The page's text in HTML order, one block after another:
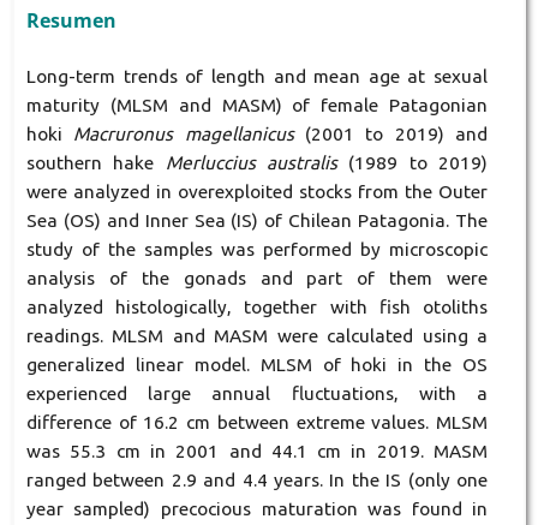
Resumen
Long-term trends of length and mean age at sexual
maturity (MLSM and MASM) of female Patagonian
hoki Macruronus magellanicus(2001 to 2019) and
southern hake Merluccius australis (1989 to 2019)
were analyzed in overexploited stocks from the Outer
Sea (OS) and Inner Sea (IS) of Chilean Patagonia. The
study of the samples was performed by microscopic
analysis of the gonads and part of them were
analyzed histologically, together with fish otoliths
readings. MLSM and MASM were calculated using a
generalized linear model. MLSM of hoki in the OS
experienced large annual fluctuations, with a
difference of 16.2 cm between extreme values. MLSM
was 55.3 cm in 2001 and 44.1 cm in 2019. MASM
ranged between 2.9 and 4.4 years. In the IS (only one
year sampled) precocious maturation was found in